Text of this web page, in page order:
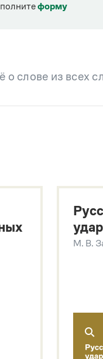
форму
о слове из всех
виде
существительных
глаголов
слов
М. В.